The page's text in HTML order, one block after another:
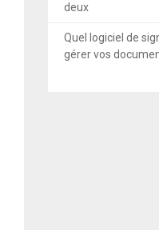
deux
Quel logiciel de
gérer vos